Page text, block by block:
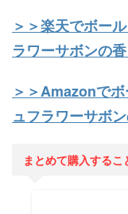
＞＞楽天でボー
ラワーサボンの
＞＞Amazonで
ュフラワーサボ
まとめて購入する